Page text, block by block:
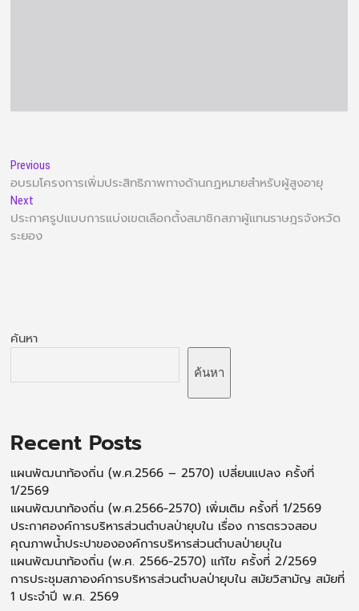
Previous
อบรมโครงการเพิ่มประสิทธิภาพทางด้านกฏหมายสำหรับผู้สูงอายุ
Next
ประกาศรูปแบบการแบ่งเขตเลือกตั้งสมาชิกสภาผู้แทนราษฎรจังหวัด
ระยอง
ค้นหา
ค้นหา
Recent Posts
แผนพัฒนาท้องถิ่น (พ.ศ.2566 – 2570) เปลี่ยนแปลง ครั้งที่
1/2569
แผนพัฒนาท้องถิ่น (พ.ศ.2566-2570) เพิ่มเติม ครั้งที่ 1/2569
ประกาศองค์การบริหารส่วนตำบลป่ายุบใน เรื่อง การตรวจสอบ
คุณภาพน้ำประปาขององค์การบริหารส่วนตำบลป่ายบุใน
แผนพัฒนาท้องถิ่น (พ.ศ. 2566-2570) แก้ไข ครั้งที่ 2/2569
การประชุมสภาองค์การบริหารส่วนตำบลป่ายุบใน สมัยวิสามัญ สมัยที่
1 ประจำปี พ.ศ. 2569